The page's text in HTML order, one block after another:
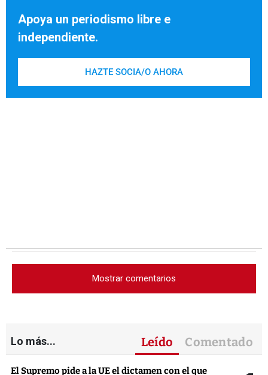
Apoya un periodismo libre e
independiente.
HAZTE SOCIA/O AHORA
Mostrar comentarios
Lo más... Leído Comentado
El Supremo pide a la UE el dictamen con el que